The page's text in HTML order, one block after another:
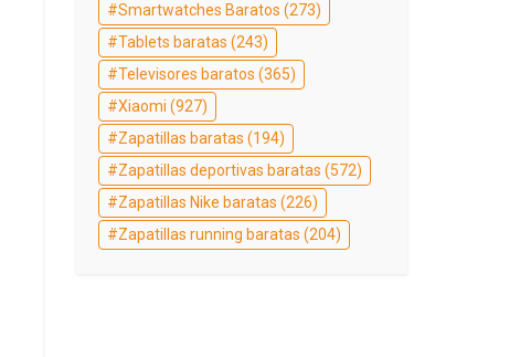
Smartwatches Baratos (273)
Tablets baratas (243)
Televisores baratos (365)
Xiaomi (927)
Zapatillas baratas (194)
Zapatillas deportivas baratas (572)
Zapatillas Nike baratas (226)
Zapatillas running baratas (204)